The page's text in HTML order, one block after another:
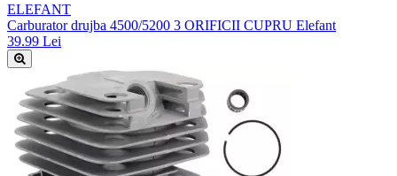
ELEFANT
Carburator drujba 4500/5200 3 ORIFICII CUPRU Elefant
39.99 Lei